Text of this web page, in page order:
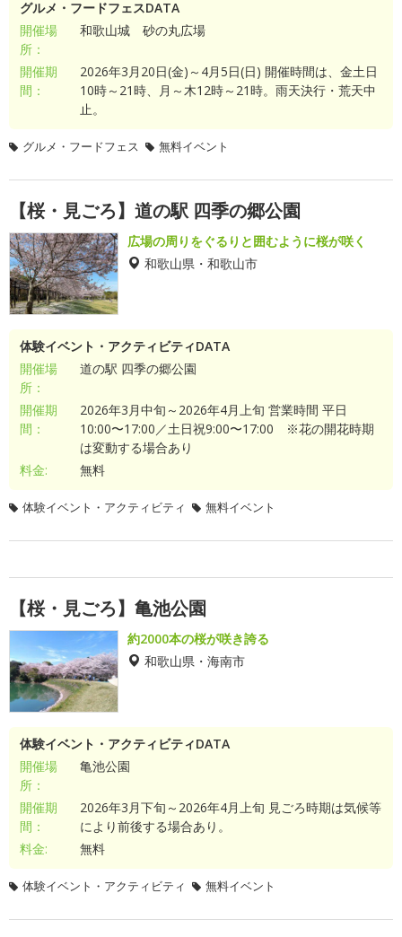
グルメ・フードフェスDATA
開催場
所：
和歌山城 砂の丸広場
開催期
間：
2026年3月20日(金)～4月5日(日) 開催時間は、金土日
10時～21時、月～木12時～21時。雨天決行・荒天中
止。
グルメ・フードフェス 無料イベント
【桜・見ごろ】道の駅 四季の郷公園
広場の周りをぐるりと囲むように桜が咲く
和歌山県・和歌山市
体験イベント・アクティビティDATA
開催場
所：
道の駅 四季の郷公園
開催期
間：
2026年3月中旬～2026年4月上旬 営業時間 平日
10:00〜17:00／土日祝9:00〜17:00 ※花の開花時期
は変動する場合あり
料金:
無料
体験イベント・アクティビティ 無料イベント
【桜・見ごろ】亀池公園
約2000本の桜が咲き誇る
和歌山県・海南市
体験イベント・アクティビティDATA
開催場
所：
亀池公園
開催期
間：
2026年3月下旬～2026年4月上旬 見ごろ時期は気候等
により前後する場合あり。
料金:
無料
体験イベント・アクティビティ 無料イベント